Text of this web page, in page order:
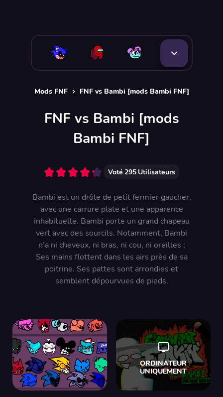
Mods FNF FNF vs Bambi [mods Bambi FNF]
FNF vs Bambi [mods
Bambi FNF]
Voté 295 Utilisateurs
Bambi est un drôle de petit fermier gaucher,
avec une carrure plate et une apparence
inhabituelle. Bambi porte un grand chapeau
vert avec des sourcils. Notamment, Bambi
n’a ni cheveux, ni bras, ni cou, ni oreilles ;
Ses mains flottent dans les airs près de sa
poitrine. Ses pattes sont arrondies et
semblent dépourvues de pieds.